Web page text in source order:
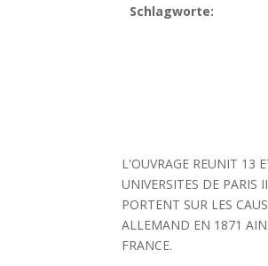
Schlagworte:
L'OUVRAGE REUNIT 13
UNIVERSITES DE PARIS
PORTENT SUR LES
ALLEMAND EN 1871
FRANCE.